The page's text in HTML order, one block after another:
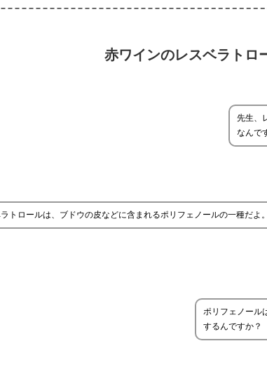
赤ワインのレスベラトロ
先生、
なんで
トロールは、ブドウの皮などに含まれるポリフェノールの一種だよ
ポリフェノール
するんですか？